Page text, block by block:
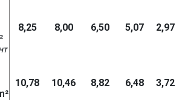
8,25 8,00 6,50 5,07 2,97
10,78 10,46 8,82 6,48 3,72